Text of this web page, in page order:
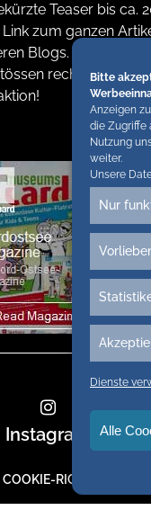
Bitte
Anzeigen
die Zugriffe
Nutzung
weiter.
Unsere
Nur
Dienste
Alle
Teaser bis ca.
zum ganzen
Blogs. Wir
rechtliche
Instagram
COOKIE-RICHTLINIE